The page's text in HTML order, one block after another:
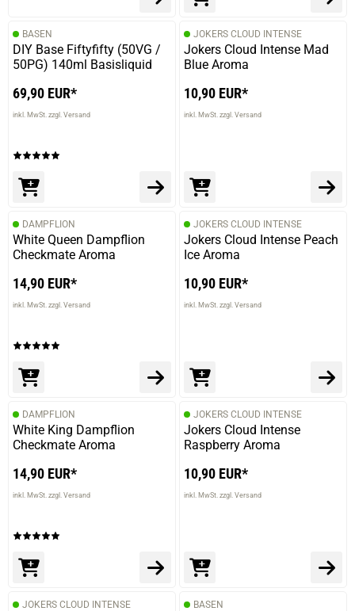
BASEN
DIY Base Fiftyfifty (50VG /
50PG) 140ml Basisliquid
69,90 EUR*
inkl. MwSt. zzgl. Versand
JOKERS CLOUD INTENSE
Jokers Cloud Intense Mad
Blue Aroma
10,90 EUR*
inkl. MwSt. zzgl. Versand
DAMPFLION
White Queen Dampflion
Checkmate Aroma
14,90 EUR*
inkl. MwSt. zzgl. Versand
JOKERS CLOUD INTENSE
Jokers Cloud Intense Peach
Ice Aroma
10,90 EUR*
inkl. MwSt. zzgl. Versand
DAMPFLION
White King Dampflion
Checkmate Aroma
14,90 EUR*
inkl. MwSt. zzgl. Versand
JOKERS CLOUD INTENSE
Jokers Cloud Intense
Raspberry Aroma
10,90 EUR*
inkl. MwSt. zzgl. Versand
JOKERS CLOUD INTENSE BASEN